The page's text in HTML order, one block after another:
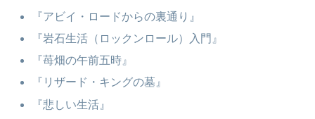
『アビイ・ロードからの裏通り』
『岩石生活（ロックンロール）入門』
『苺畑の午前五時』
『リザード・キングの墓』
『悲しい生活』